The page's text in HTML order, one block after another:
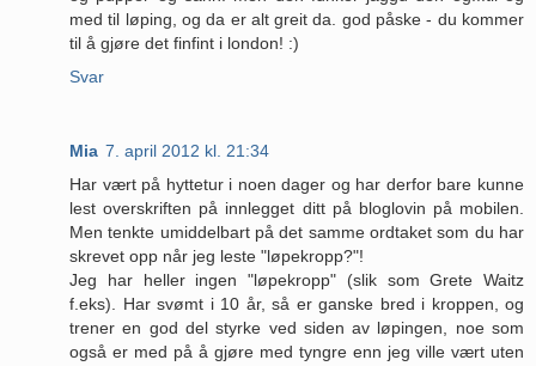
med til løping, og da er alt greit da. god påske - du kommer
til å gjøre det finfint i london! :)
Svar
Mia 7. april 2012 kl. 21:34
Har vært på hyttetur i noen dager og har derfor bare kunne
lest overskriften på innlegget ditt på bloglovin på mobilen.
Men tenkte umiddelbart på det samme ordtaket som du har
skrevet opp når jeg leste "løpekropp?"!
Jeg har heller ingen "løpekropp" (slik som Grete Waitz
f.eks). Har svømt i 10 år, så er ganske bred i kroppen, og
trener en god del styrke ved siden av løpingen, noe som
også er med på å gjøre med tyngre enn jeg ville vært uten